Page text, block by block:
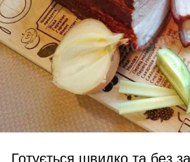
Готується швидко та без